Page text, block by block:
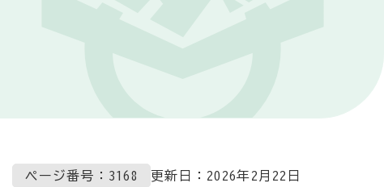
ページ番号：3168 更新日： 2026年2月22日